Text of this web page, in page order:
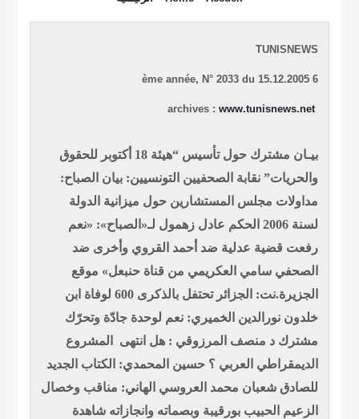
TUNISNEWS
6 ème année,
N° 2033 du 15.12.2005
archives :
www.tunisnews.net
بيـان مشترك حول تأسيس “هيئة 18 أكتوبر للحقوق
والحريات” نقابة الصحفيين التونسيين: بيان الصباح:
مداولات مجلس المستشارين حول ميزانية الدولة
لسنة 2006
الحكم عادل زهمول لـ«الصباح»: «نعم
رفعت قضية عدلية ضد أحمد القروي وأخرى ضد
الصحفي سامي العكريمي من قناة حنبعل» موقع
الجزيرة.نت: الجزائر تحتفل بالذكرى 600 لوفاة ابن
خلدون نورالدين الخميري: نعم لوحدة جادّة وتحرّك
مشترك د منصف المرزوقي : هل انتهى المشروع
الديمقراطي العربي ؟ حسين المحمدي: الكتاب الجديد
للصادق شعبان محمد العروسي الهاني: مناقب وخصال
الزعيم الحبيب بورقيبة وبصماته وانجازاته شاهدة